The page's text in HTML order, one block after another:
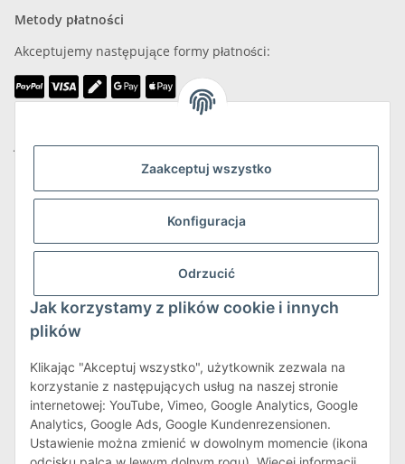
Zaakceptuj wszystko
Konfiguracja
Odrzucić
Jak korzystamy z plików cookie i innych
plików
Klikając "Akceptuj wszystko", użytkownik zezwala na
korzystanie z następujących usług na naszej stronie
internetowej: YouTube, Vimeo, Google Analytics, Google
Analytics, Google Ads, Google Kundenrezensionen.
Ustawienie można zmienić w dowolnym momencie (ikona
Metody płatności
Akceptujemy następujące formy płatności:
Jesteśmy członkiem
Więcej informacji o wysyłce i zwrotach
Warunki korzystania z serwisu